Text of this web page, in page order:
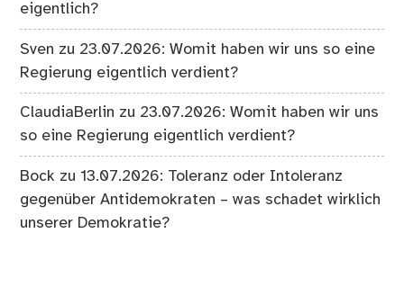
eigentlich?
Sven zu 23.07.2026: Womit haben wir uns so eine
Regierung eigentlich verdient?
ClaudiaBerlin zu 23.07.2026: Womit haben wir uns
so eine Regierung eigentlich verdient?
Bock zu13.07.2026: Toleranz oder Intoleranz
gegenüber Antidemokraten – was schadet wirklich
unserer Demokratie?